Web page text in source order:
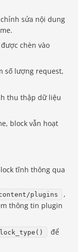
sửa nội dung
chèn vào
số lượng request,
thu thập dữ liệu
block vẫn hoạt
tĩnh thông qua
plugins
,
thông tin plugin
để